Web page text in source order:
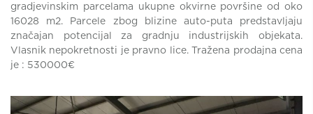
gradjevinskim parcelama ukupne okvirne površine od oko
16028 m2. Parcele zbog blizine auto-puta predstavljaju
značajan potencijal za gradnju industrijskih objekata.
Vlasnik nepokretnosti je pravno lice. Tražena prodajna cena
je : 530000€